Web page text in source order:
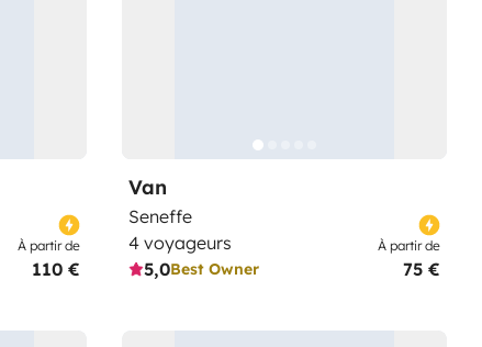
À partir de
110 €
Van
Seneffe
4 voyageurs
5,0Best Owner
À partir de
75 €